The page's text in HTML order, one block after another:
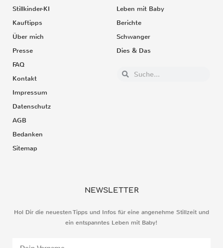
Stillkinder-KI
Kauftipps
Über mich
Presse
FAQ
Kontakt
Impressum
Datenschutz
AGB
Bedanken
Sitemap
Leben mit Baby
Berichte
Schwanger
Dies & Das
NEWSLETTER
Hol Dir die neuesten Tipps und Infos für eine angenehme Stillzeit und
ein entspanntes Leben mit Baby!